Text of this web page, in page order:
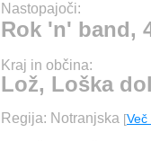
Nastopajoči:
Rok 'n' band,
Kraj in občina:
Lož, Loška
Regija: Notranjska [Več